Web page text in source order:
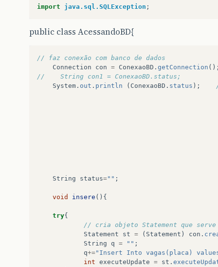
import java.sql.SQLException ;
public class AcessandoBD{
// faz conexão com banco de dados
Connection
con = ConexaoBD . getConnection
//    String con1 = ConexaoBD.status;
System . out . println ( ConexaoBD . status );
String status="" ;
void insere (){
try{
// cria objeto Statement que serve
Statement
st = ( Statement ) con .
String
q = "" ;
q+="Insert Into vagas(placa)
int executeUpdate = st .